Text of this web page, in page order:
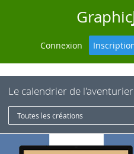
Graphic
Connexion
Le calendrier de l'aventurier
Toutes les créations